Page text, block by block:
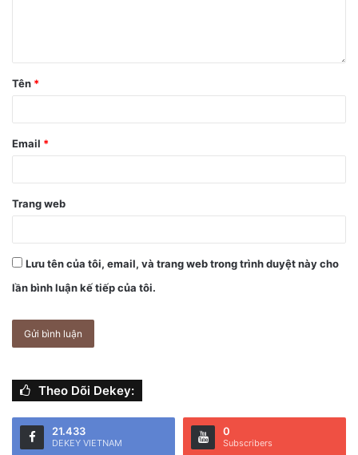
Tên *
Email *
Trang web
Lưu tên của tôi, email, và trang web trong trình duyệt này cho
lần bình luận kế tiếp của tôi.
Theo Dõi Dekey:
21.433
DEKEY VIETNAM
0
Subscribers